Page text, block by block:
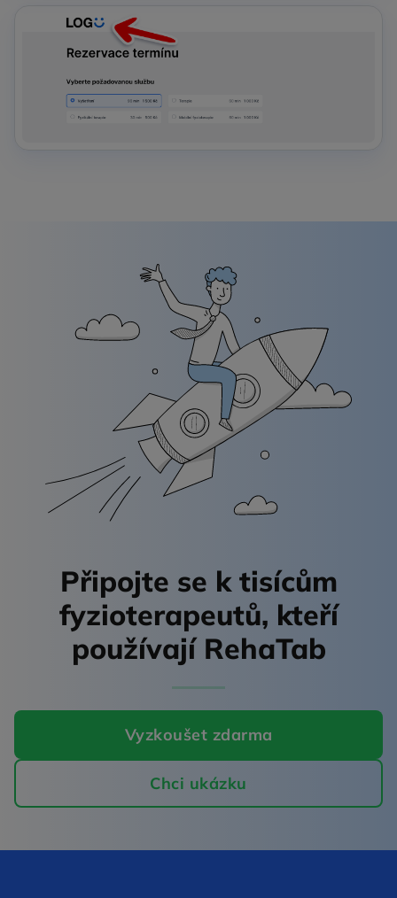
Připojte se k tisícům
fyzioterapeutů, kteří
používají RehaTab
Vyzkoušet zdarma
Chci ukázku